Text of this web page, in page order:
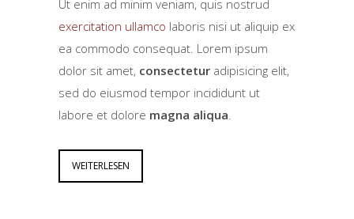
Ut enim ad minim veniam, quis nostrud
exercitation ullamco laboris nisi ut aliquip ex
ea commodo consequat. Lorem ipsum
dolor sit amet, consectetur adipisicing elit,
sed do eiusmod tempor incididunt ut
labore et dolore magna aliqua.
WEITERLESEN